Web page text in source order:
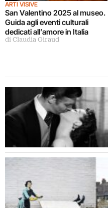
ARTI VISIVE
San Valentino 2025 al museo.
Guida agli eventi culturali
dedicati all’amore in Italia
di Claudia Giraud